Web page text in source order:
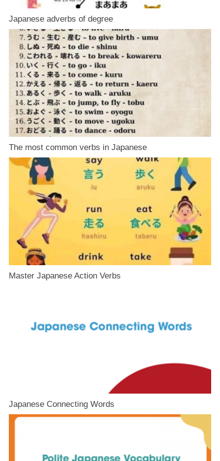
Japanese adverbs of degree
The most common verbs in Japanese
Master Japanese Action Verbs
Japanese Connecting Words